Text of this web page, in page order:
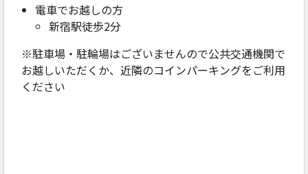
電車でお越しの方
新宿駅徒歩2分
※駐車場・駐輪場はございませんので公共交通機関で
お越しいただくか、近隣のコインパーキングをご利用
ください